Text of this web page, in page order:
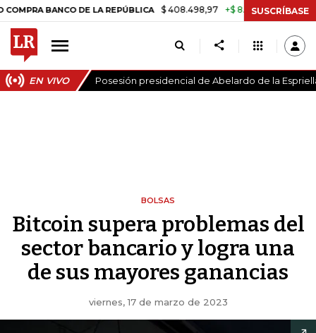
BANCO DE LA REPÚBLICA $ 408.498,97 +$ 8.753,81 +2,19% TASA
SUSCRÍBASE
EN VIVO Posesión presidencial de Abelardo de la
BOLSAS
Bitcoin supera problemas del
sector bancario y logra una
de sus mayores ganancias
viernes, 17 de marzo de 2023